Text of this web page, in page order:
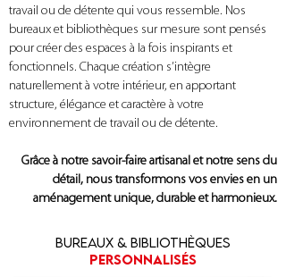
travail ou de détente qui vous ressemble. Nos
bureaux et bibliothèques sur mesure sont pensés
pour créer des espaces à la fois inspirants et
fonctionnels. Chaque création s’intègre
naturellement à votre intérieur, en apportant
structure, élégance et caractère à votre
environnement de travail ou de détente.
Grâce à notre savoir-faire artisanal et notre sens du
détail, nous transformons vos envies en un
aménagement unique, durable et harmonieux.
BUREAUX & BIBLIOTHÈQUES
PERSONNALISéS